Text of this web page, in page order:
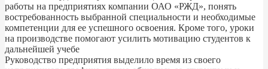
работы на предприятиях компании ОАО «РЖД», понять
востребованность выбранной специальности и необходимые
компетенции для ее успешного освоения. Кроме того, уроки
на производстве помогают усилить мотивацию студентов к
дальнейшей учебе
Руководство предприятия выделило время из своего